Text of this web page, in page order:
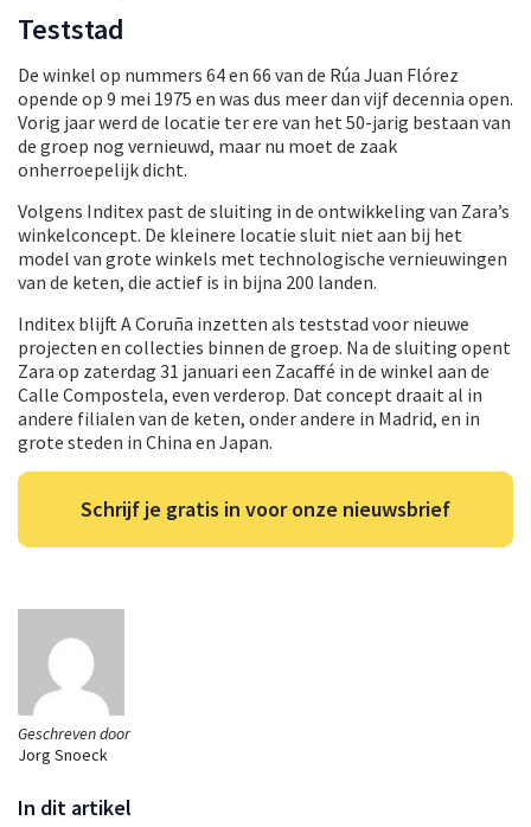
Geschreven door
Jorg Snoeck
In dit artikel
Teststad
De winkel op nummers 64 en 66 van de Rúa Juan Flórez
opende op 9 mei 1975 en was dus meer dan vijf decennia open.
Vorig jaar werd de locatie ter ere van het 50-jarig bestaan van
de groep nog vernieuwd, maar nu moet de zaak
onherroepelijk dicht.
Volgens Inditex past de sluiting in de ontwikkeling van Zara’s
winkelconcept. De kleinere locatie sluit niet aan bij het
model van grote winkels met technologische vernieuwingen
van de keten, die actief is in bijna 200 landen.
Inditex blijft A Coruña inzetten als teststad voor nieuwe
projecten en collecties binnen de groep. Na de sluiting opent
Zara op zaterdag 31 januari een Zacaffé in de winkel aan de
Calle Compostela, even verderop. Dat concept draait al in
andere filialen van de keten, onder andere in Madrid, en in
grote steden in China en Japan.
Schrijf je gratis in voor onze nieuwsbrief